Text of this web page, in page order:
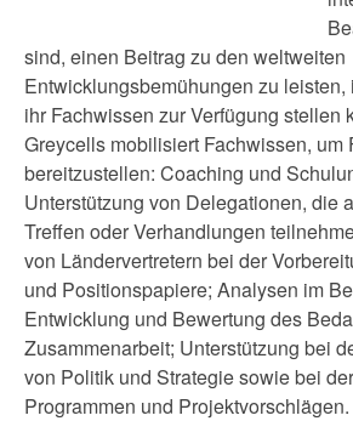
sind, einen Beitrag zu den weltweiten
Entwicklungsbemühungen zu leisten,
ihr Fachwissen zur Verfügung stellen
Greycells mobilisiert Fachwissen, um
bereitzustellen: Coaching und
Unterstützung von Delegationen, die
Treffen oder Verhandlungen
von Ländervertretern bei der
und Positionspapiere; Analysen im
Entwicklung und Bewertung des
Zusammenarbeit; Unterstützung bei
von Politik und Strategie sowie bei
Programmen und Projektvorschlägen.